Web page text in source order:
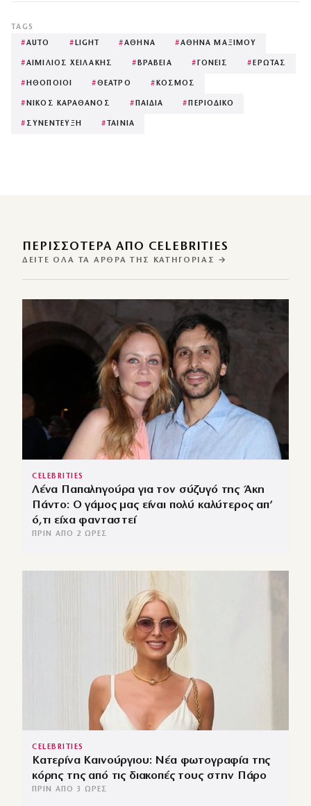
TAGS
#AUTO #LIGHT #ΑΘΗΝΑ #ΑΘΗΝΑ ΜΑΞΙΜΟΥ
#ΑΙΜΙΛΙΟΣ ΧΕΙΛΑΚΗΣ #ΒΡΑΒΕΙΑ #ΓΟΝΕΙΣ #ΕΡΩΤΑΣ
#ΗΘΟΠΟΙΟΙ #ΘΕΑΤΡΟ #ΚΟΣΜΟΣ
#ΝΙΚΟΣ ΚΑΡΑΘΑΝΟΣ #ΠΑΙΔΙΑ #ΠΕΡΙΟΔΙΚΟ
# ΣΥΝΕΝΤΕΥΞΗ # ΤΑΙΝΙΑ
ΠΕΡΙΣΣΌΤΕΡΑ ΑΠΌ CELEBRITIES
ΔΕΊΤΕ ΌΛΑ ΤΑ ΆΡΘΡΑ ΤΗΣ ΚΑΤΗΓΟΡΊΑΣ →
CELEBRITIES
Λένα Παπαληγούρα για τον σύζυγό της Άκη
Πάντο: Ο γάμος μας είναι πολύ καλύτερος απ’
ό,τι είχα φανταστεί
ΠΡΙΝ ΑΠΌ 2 ΏΡΕΣ
CELEBRITIES
Κατερίνα Καινούργιου: Νέα φωτογραφία της
κόρης της από τις διακοπές τους στην Πάρο
ΠΡΙΝ ΑΠΌ 3 ΏΡΕΣ